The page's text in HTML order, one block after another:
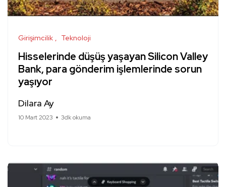
Girişimcilik Teknoloji
Hisselerinde düşüş yaşayan Silicon Valley
Bank, para gönderim işlemlerinde sorun
yaşıyor
Dilara Ay
10 Mart 2023 3dk okuma